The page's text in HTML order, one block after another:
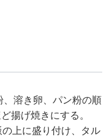
、溶き卵、パン粉の順
揚げ焼きにする。
上に盛り付け、タル